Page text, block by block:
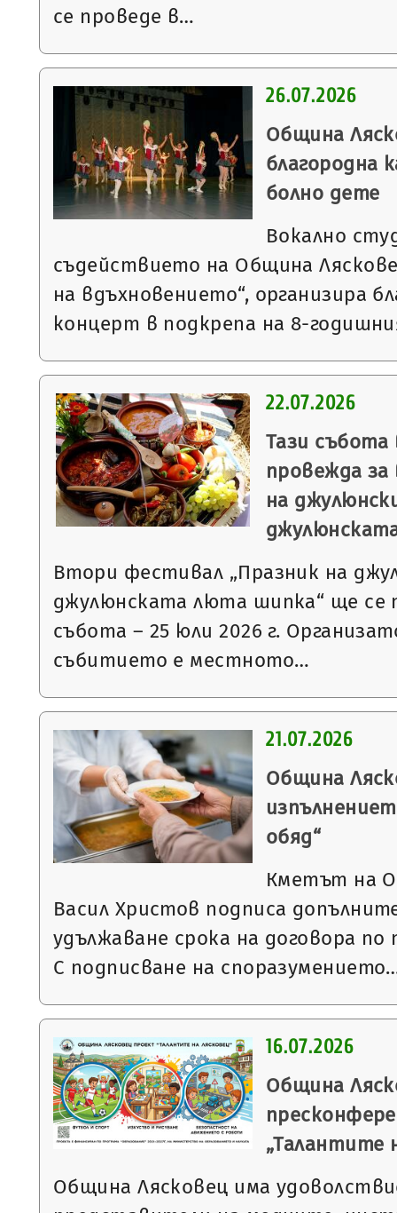
се проведе в…
26.07.2026
Община
благородна
болно дете
Вокално
съдействието на Община
на вдъхновението“, организира
концерт в подкрепа на 8-
22.07.2026
Тази събота
провежда
на
Втори фестивал „Празник на
джулюнската люта шипка“ ще се
събота – 25 юли 2026 г.
събитието е местното…
21.07.2026
Община
обяд“
Кметът на
Васил Христов подписа
удължаване срока на договора по
С подписване на
16.07.2026
Община
„Талантите
Община Лясковец има